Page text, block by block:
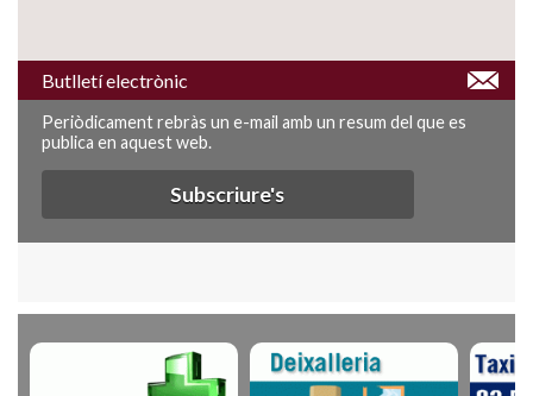
Butlletí electrònic
Periòdicament rebràs un e-mail amb un resum del que es
publica en aquest web.
Subscriure's